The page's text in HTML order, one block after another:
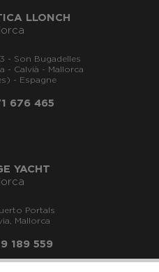
LLONCH
- Son Bugadelles
- Calvià - Mallorca
- Espagne
676 465
YACHT
Portals
Mallorca
189 559